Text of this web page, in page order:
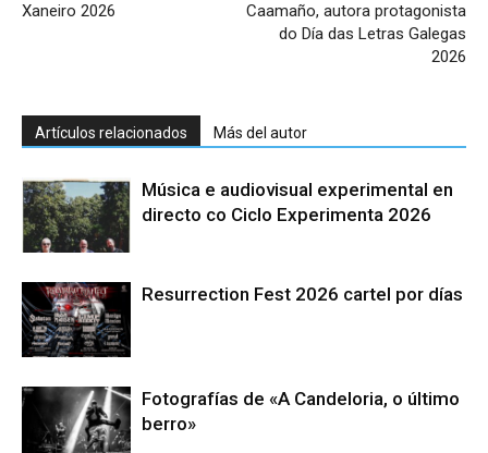
Xaneiro 2026
Caamaño, autora protagonista
do Día das Letras Galegas
2026
Artículos relacionados Más del autor
Música e audiovisual experimental en
directo co Ciclo Experimenta 2026
Resurrection Fest 2026 cartel por días
Fotografías de «A Candeloria, o último
berro»